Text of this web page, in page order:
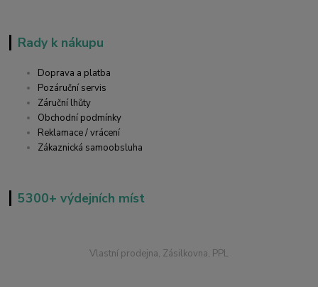
Rady k nákupu
Doprava a platba
Pozáruční servis
Záruční lhůty
Obchodní podmínky
Reklamace / vrácení
Zákaznická samoobsluha
5300+ výdejních míst
Vlastní prodejna, Zásilkovna, PPL